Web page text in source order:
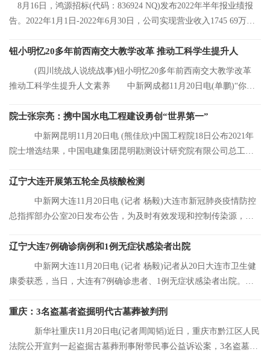
8月16日，鸿源招标(代码：836924 NQ)发布2022年半年报业绩报
告。2022年1月1日-2022年6月30日，公司实现营业收入1745 69万
钮小明忆20多年前西南交大教学改革 推动工科学生提升人
(四川统战人说统战事)钮小明忆20多年前西南交大教学改革
推动工科学生提升人文素养 中新网成都11月20日电(单鹏)“你们
院士张宗亮：携中国水电工程建设勇创“世界第一”
中新网昆明11月20日电 (熊佳欣)中国工程院18日公布2021年
院士增选结果，中国电建集团昆明勘测设计研究院有限公司总工程
辽宁大连开展第五轮全员核酸检测
中新网大连11月20日电 (记者 杨毅)大连市新冠肺炎疫情防控
总指挥部办公室20日发布公告，为及时有效发现和控制传染源，结
辽宁大连7例确诊病例和1例无症状感染者出院
中新网大连11月20日电 (记者 杨毅)记者从20日大连市卫生健
康委获悉，当日，大连有7例确诊患者、1例无症状感染者出院。目
重庆：3名盗墓者盗掘明代古墓葬被判刑
新华社重庆11月20日电(记者周闻韬)近日，重庆市黔江区人民
法院公开宣判一起盗掘古墓葬刑事附带民事公益诉讼案，3名盗墓者